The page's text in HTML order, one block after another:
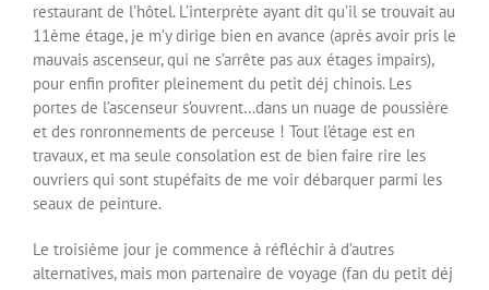
restaurant de l’hôtel. L’interprète ayant dit qu’il se trouvait au
11ème étage, je m’y dirige bien en avance (après avoir pris le
mauvais ascenseur, qui ne s’arrête pas aux étages impairs),
pour enfin profiter pleinement du petit déj chinois. Les
portes de l’ascenseur s’ouvrent…dans un nuage de poussière
et des ronronnements de perceuse ! Tout l’étage est en
travaux, et ma seule consolation est de bien faire rire les
ouvriers qui sont stupéfaits de me voir débarquer parmi les
seaux de peinture.
Le troisième jour je commence à réfléchir à d’autres
alternatives, mais mon partenaire de voyage (fan du petit déj